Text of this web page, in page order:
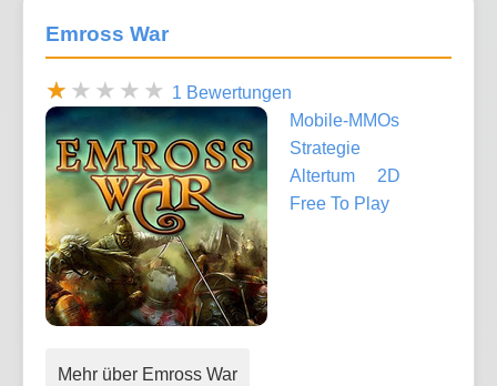
Emross War
1 Bewertungen
Mobile-MMOs
Strategie
Altertum
2D
Free To Play
Mehr über Emross War